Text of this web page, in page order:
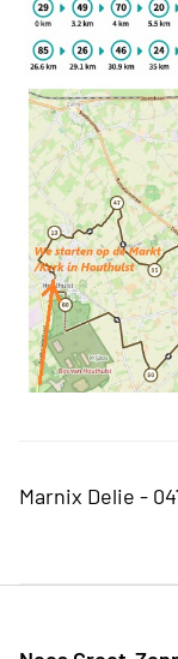
Marnix Delie -